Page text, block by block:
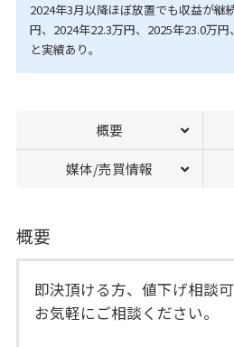
2024年3月以降ほぼ放置でも収益が継
円、2024年22.3万円、2025年23.0万
と実績あり。
概要
媒体/売買情報
概要
即決頂ける方、値下げ相談
お気軽にご相談ください。